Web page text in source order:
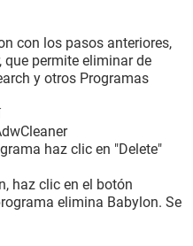
con los pasos anteriores,
que permite eliminar de
y otros Programas
haz clic en "Delete"
haz clic en el botón
elimina Babylon. Se